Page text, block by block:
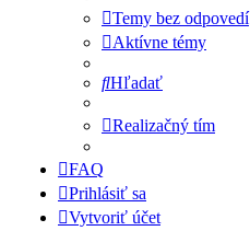
Temy bez odpovedí
Aktívne témy
Hľadať
Realizačný tím
FAQ
Prihlásiť sa
Vytvoriť účet